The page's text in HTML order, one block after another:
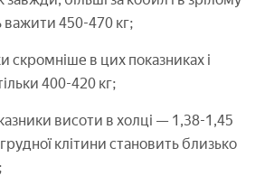
важити 450-470 кг;
скромніше в цих показниках і
400-420 кг;
висоти в холці — 1,38-1,45
клітини становить близько